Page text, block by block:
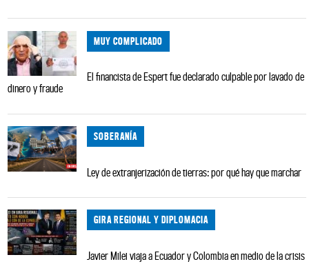
MUY COMPLICADO
El financista de Espert fue declarado culpable por lavado de
dinero y fraude
SOBERANÍA
Ley de extranjerización de tierras: por qué hay que marchar
GIRA REGIONAL Y DIPLOMACIA
Javier Milei viaja a Ecuador y Colombia en medio de la crisis